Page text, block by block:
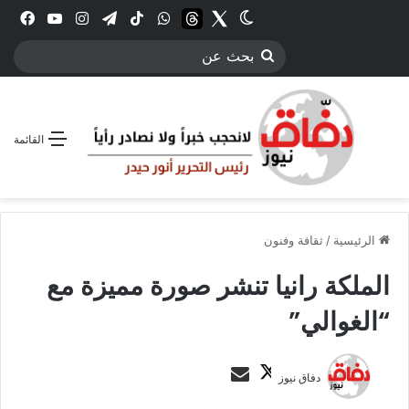
انستقرامتيلقرام‫TikTokواتسابthreadsTwitter
الوضع المظلم
بحث
القائمة
الرئيسية /ثقافة وفنون
الملكة رانيا تنشر صورة مميزة مع
“الغوالي”
دفاق نيوز
ت